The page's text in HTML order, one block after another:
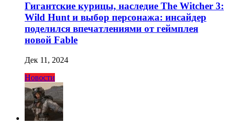
Гигантские курицы, наследие The Witcher 3:
Wild Hunt и выбор персонажа: инсайдер
поделился впечатлениями от геймплея
новой Fable
Дек 11, 2024
Новости